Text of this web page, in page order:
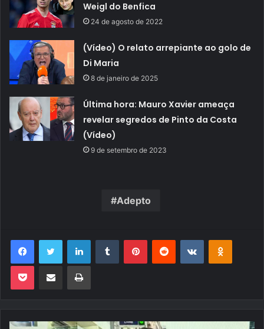
Weigl do Benfica
24 de agosto de 2022
(Vídeo) O relato arrepiante ao golo de
Di Maria
8 de janeiro de 2025
Última hora: Mauro Xavier ameaça
revelar segredos de Pinto da Costa
(Vídeo)
9 de setembro de 2023
Adepto
FacebookTwitter LinkedinTumblr PinterestReddit VK OK
Pocket Compartilhar via e-mail Imprimir